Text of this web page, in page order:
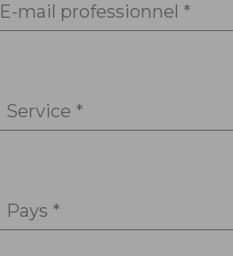
E-mail professionnel *
Service *
Pays *